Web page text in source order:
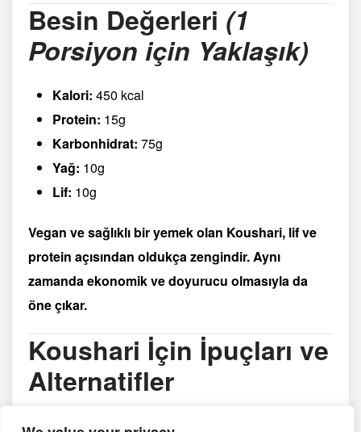
Besin Değerleri (1
Porsiyon için Yaklaşık)
Kalori: 450 kcal
Protein: 15g
Karbonhidrat: 75g
Yağ: 10g
Lif: 10g
Vegan ve sağlıklı bir yemek olan Koushari, lif ve
protein açısından oldukça zengindir. Aynı
zamanda ekonomik ve doyurucu olmasıyla da
öne çıkar.
Koushari İçin İpuçları ve
Alternatifler
Daha baharatlı bir tat